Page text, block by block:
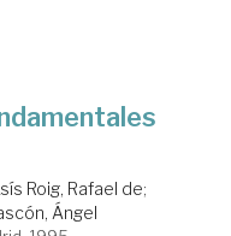
Roig, Rafael de;
Ángel